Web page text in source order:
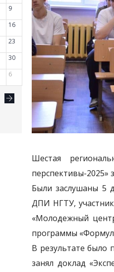
9
16
23
30
6
Шестая
перспективы-2025»
Были заслушаны 5
ДПИ НГТУ,
«Молодежный
программы
В результате было
занял доклад